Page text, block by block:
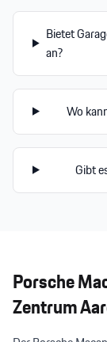
Bietet
an?
Wo
Gibt
Porsche
Zentrum